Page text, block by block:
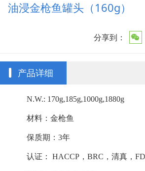
油浸金枪鱼罐头（160g）
分享到：
产品详细
N.W.: 170g,185g,1000g,1880g
材料：金枪鱼
保质期：3年
认证： HACCP，BRC，清真，